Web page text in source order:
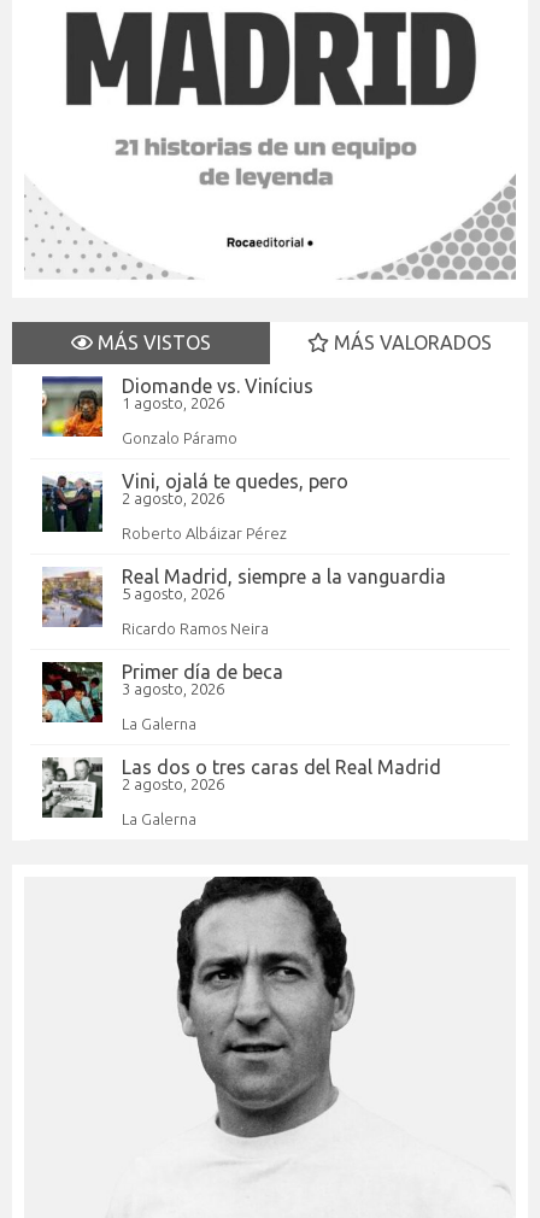
MÁS VISTOS
MÁS VALORADOS
Diomande vs. Vinícius
1 agosto, 2026
Gonzalo Páramo
Vini, ojalá te quedes, pero
2 agosto, 2026
Roberto Albáizar Pérez
Real Madrid, siempre a la vanguardia
5 agosto, 2026
Ricardo Ramos Neira
Primer día de beca
3 agosto, 2026
La Galerna
Las dos o tres caras del Real Madrid
2 agosto, 2026
La Galerna